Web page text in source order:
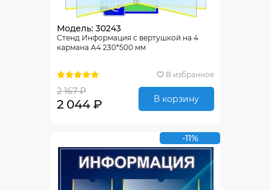
Модель: 30243
Стенд Информация с вертушкой на 4
кармана А4 230*500 мм
В избранное
2 167 ₽
2 044 ₽ В корзину
-11%